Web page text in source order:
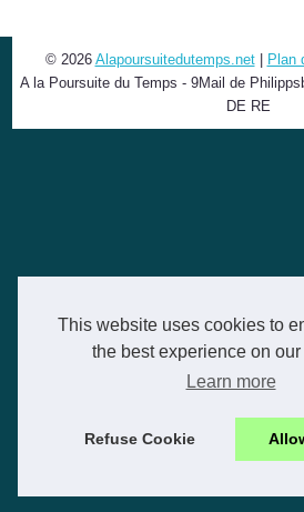
This website uses cookies to
the best experience on
Learn more
Refuse Cookie
© 2026 Alapoursuitedutemps.net| Plan
A la Poursuite du Temps - 9Mail de
DE RE